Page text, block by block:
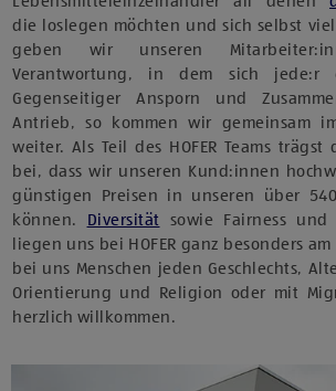
die loslegen möchten und sich selbst
geben wir unseren
Verantwortung, in dem sich jede:r
Gegenseitiger Ansporn und
Antrieb, so kommen wir gemeinsam
weiter. Als Teil des HOFER Teams
bei, dass wir unseren Kund:innen
günstigen Preisen in unseren über
können. Diversität sowie Fairness und
liegen uns bei HOFER ganz besonders
bei uns Menschen jeden Geschlechts,
Orientierung und Religion oder mit
herzlich willkommen.